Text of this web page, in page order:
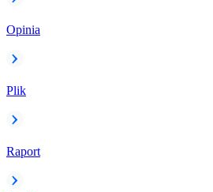
Opinia
Plik
Raport